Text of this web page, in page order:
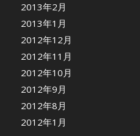
2013年2月
2013年1月
2012年12月
2012年11月
2012年10月
2012年9月
2012年8月
2012年1月